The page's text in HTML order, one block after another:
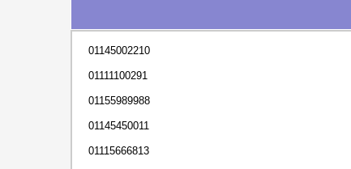
01145002210
01111100291
01155989988
01145450011
01115666813